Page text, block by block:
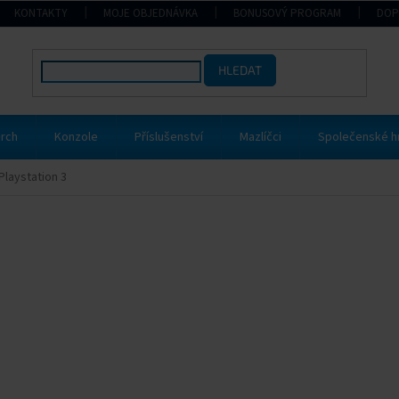
KONTAKTY MOJE OBJEDNÁVKA BONUSOVÝ PROGRAM
HLEDAT
Konzole Příslušenství Mazlíčci Společenské
3